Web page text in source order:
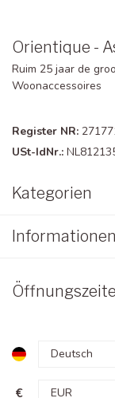
Orientique -
Ruim 25 jaar de
Woonaccessoires
Register NR:
USt-IdNr.:
Kategorien
Informationen
€